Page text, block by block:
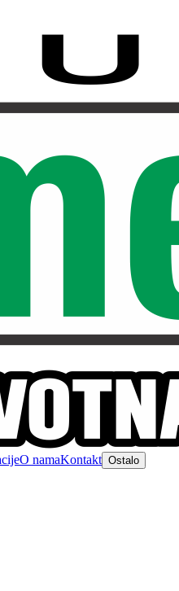
O namaKontakt Ostalo